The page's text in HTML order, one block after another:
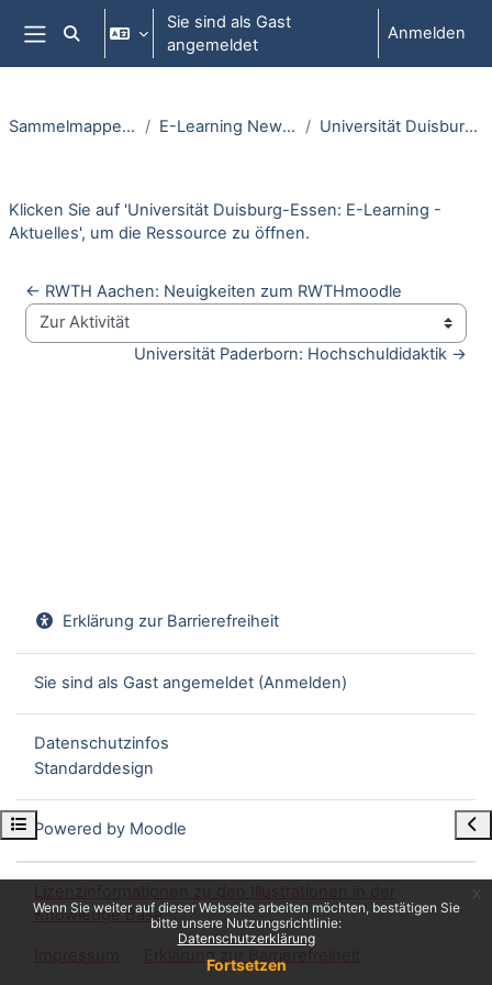
Zum Hauptinhalt
Wenn Sie weiter auf dieser Webseite arbeiten möchten, bestätigen Sie
bitte unsere Nutzungsrichtlinie:
Datenschutzerklärung
Fortsetzen
Website-Übersicht
Sucheingabe umschalten
Sie sind als Gast
angemeldet
Anmelden
Kursindex öffnen
Sammelmappe: Blogs und Newsletter E-Learning Newsletter | NRW Hochschulen Universität Duisburg-Essen: E-Learning - Aktuelles
Klicken Sie auf 'Universität Duisburg-Essen: E-Learning -
Aktuelles', um die Ressource zu öffnen.
← RWTH Aachen: Neuigkeiten zum RWTHmoodle
Zur Aktivität
Universität Paderborn: Hochschuldidaktik →
Erklärung zur Barrierefreiheit
Sie sind als Gast angemeldet (Anmelden)
Datenschutzinfos
Standarddesign
Powered by Moodle
Knowledge Base
Erklärung zur Barrierefreiheit